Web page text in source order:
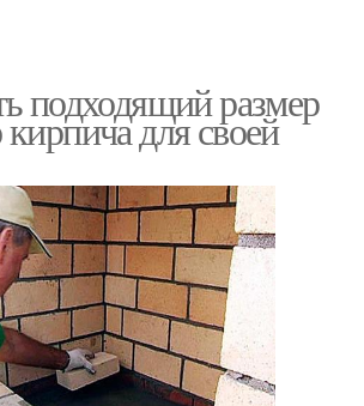
подходящий размер
для своей